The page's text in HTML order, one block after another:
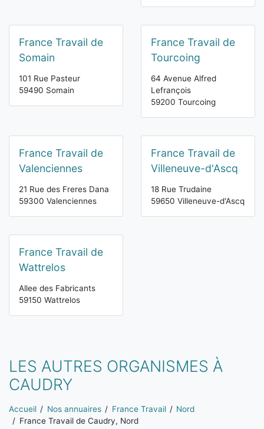
France Travail de
Somain
101 Rue Pasteur
59490 Somain
France Travail de
Tourcoing
64 Avenue Alfred
Lefrançois
59200 Tourcoing
France Travail de
Valenciennes
21 Rue des Freres Dana
59300 Valenciennes
France Travail de
Villeneuve-d'Ascq
18 Rue Trudaine
59650 Villeneuve-d'Ascq
France Travail de
Wattrelos
Allee des Fabricants
59150 Wattrelos
LES AUTRES ORGANISMES À
CAUDRY
Vous êtes ici:
Accueil Nos annuaires France Travail
Nord
France Travail de Caudry, Nord